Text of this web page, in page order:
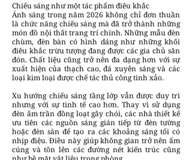
Chiếu sáng như một tác phẩm điêu khắc
Ánh sáng trong năm 2026 không chỉ đơn thuần
là chức năng chiếu sáng mà đã trở thành những
món đồ nội thất trang trí chính. Những mẫu đèn
chùm, đèn bàn có hình dáng như những khối
điêu khắc trừu tượng đang được các gia chủ săn
đón. Chất liệu cũng trở nên đa dạng hơn với sự
xuất hiện của thạch cao, đá xuyên sáng và các
loại kim loại được chế tác thủ công tinh xảo.
Xu hướng chiếu sáng tầng lớp vẫn được duy trì
nhưng với sự tinh tế cao hơn. Thay vì sử dụng
đèn âm trần đồng loạt gây chói, các nhà thiết kế
ưu tiên các nguồn sáng gián tiếp từ đèn tường
hoặc đèn sàn để tạo ra các khoảng sáng tối có
nhịp điệu. Điều này giúp không gian trở nên ấm
cúng và tôn lên các đường nét kiến trúc cũng